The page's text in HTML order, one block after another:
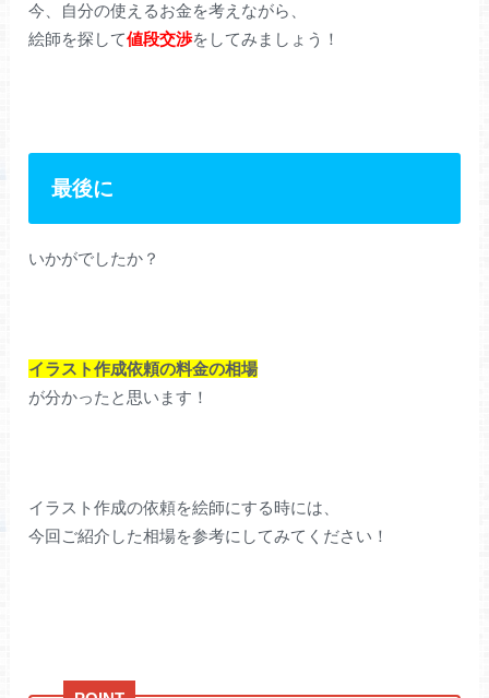
今、自分の使えるお金を考えながら、
絵師を探して値段交渉をしてみましょう！
最後に
いかがでしたか？
イラスト作成依頼の料金の相場
が分かったと思います！
イラスト作成の依頼を絵師にする時には、
今回ご紹介した相場を参考にしてみてください！